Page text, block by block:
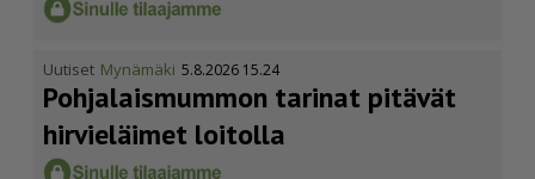
Uutiset Mynämäki 5.8.2026 15.24
Pohja­lais­mummon tarinat pitävät
hirvieläimet loitolla